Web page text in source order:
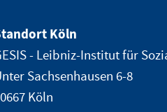
Köln
- Leibniz-Institut für
Sachsenhausen 6-8
Köln